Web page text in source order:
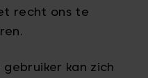
recht ons te
gebruiker kan zich